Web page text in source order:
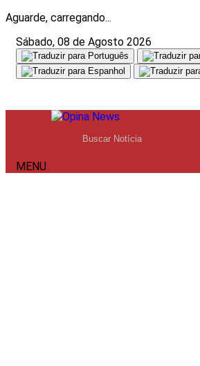
Aguarde, carregando...
Sábado, 08 de Agosto 2026
MENU